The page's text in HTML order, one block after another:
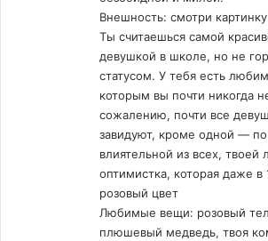
Внешность: смотри картинку
Ты считаешься самой
девушкой в школе, но не
статусом. У тебя есть
которым вы почти никогда
сожалению, почти все
завидуют, кроме одной —
влиятельной из всех,
оптимистка, которая даже в
розовый цвет
Любимые вещи: розовый
плюшевый медведь, твоя